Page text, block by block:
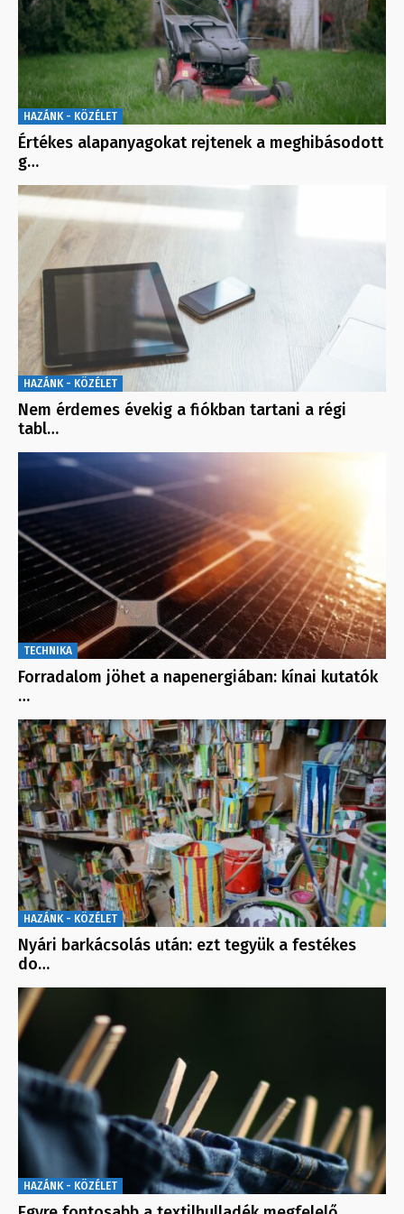
HAZÁNK - KÖZÉLET
Értékes alapanyagokat rejtenek a meghibásodott
g…
HAZÁNK - KÖZÉLET
Nem érdemes évekig a fiókban tartani a régi
tabl…
TECHNIKA
Forradalom jöhet a napenergiában: kínai kutatók
…
HAZÁNK - KÖZÉLET
Nyári barkácsolás után: ezt tegyük a festékes
do…
HAZÁNK - KÖZÉLET